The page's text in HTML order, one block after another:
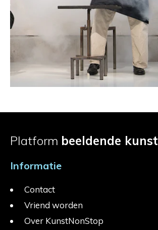
Platform beeldende kunst
Informatie
Contact
Vriend worden
Over KunstNonStop